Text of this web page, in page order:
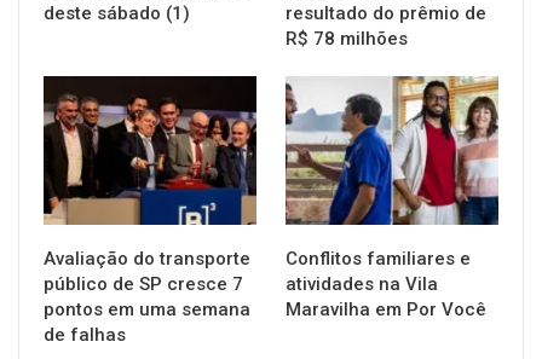
deste sábado (1)
resultado do prêmio de
R$ 78 milhões
NOTÍCIAS
Avaliação do transporte
público de SP cresce 7
pontos em uma semana
de falhas
Conflitos familiares e
atividades na Vila
Maravilha em Por Você